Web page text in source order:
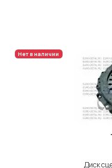
Нет в наличии
Диск